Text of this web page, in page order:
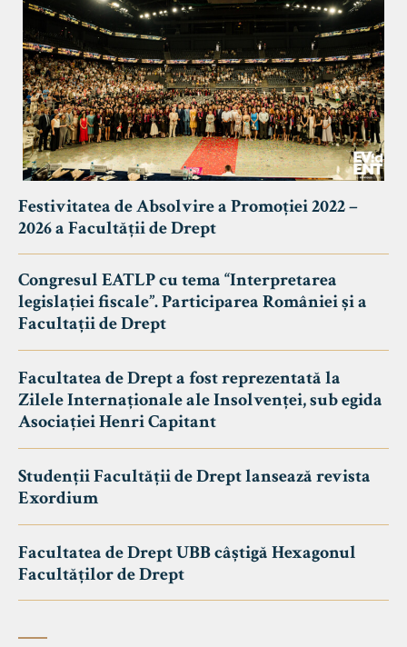
Festivitatea de Absolvire a Promoției 2022 –
2026 a Facultății de Drept
Congresul EATLP cu tema “Interpretarea
legislației fiscale”. Participarea României și a
Facultații de Drept
Facultatea de Drept a fost reprezentată la
Zilele Internaționale ale Insolvenței, sub egida
Asociației Henri Capitant
Studenții Facultății de Drept lansează revista
Exordium
Facultatea de Drept UBB câștigă Hexagonul
Facultăților de Drept